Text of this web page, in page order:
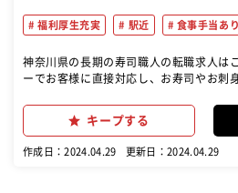
福利厚生充実 駅近 食事手当あり
神奈川県の長期の寿司職人の転職求人はこちら
ーでお客様に直接対応し、お寿司やお刺
仕込みや片付け、清掃などの店内業務に
を大切にし、店舗全体の円滑な運営に貢
キープする
作成日：2024.04.29 更新日：2024.04.29